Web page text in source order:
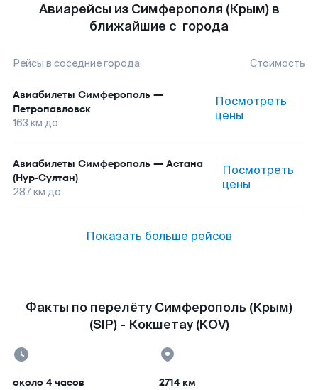
Авиарейсы из Симферополя (Крым) в
ближайшие с города
Рейсы в соседние города Стоимость
Авиабилеты Симферополь —
Петропавловск
163 км до
Посмотреть
цены
Авиабилеты Симферополь — Астана
(Нур-Султан)
287км до
Посмотреть
цены
Показать больше рейсов
Факты по перелёту Симферополь (Крым)
(SIP) - Кокшетау (KOV)
около 4 часов 2714 км